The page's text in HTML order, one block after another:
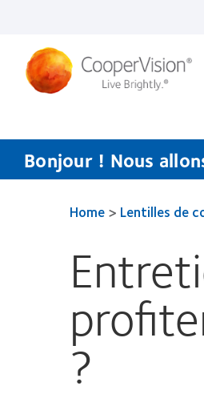
principal
Bonjour ! Nous
Home> Lentilles de
?